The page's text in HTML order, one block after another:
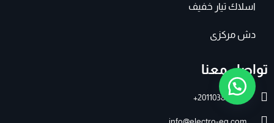
اسلاك تيار خفيف
دش مركزى
تواصل معنا
201103895007+
info@electro-eg.com